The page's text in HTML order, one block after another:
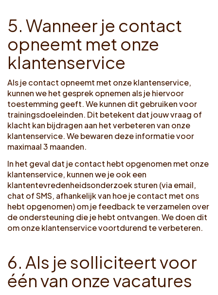
5. Wanneer je contact
opneemt met onze
klantenservice
Als je contact opneemt met onze klantenservice,
kunnen we het gesprek opnemen als je hiervoor
toestemming geeft. We kunnen dit gebruiken voor
trainingsdoeleinden. Dit betekent dat jouw vraag of
klacht kan bijdragen aan het verbeteren van onze
klantenservice. We bewaren deze informatie voor
maximaal 3 maanden.
In het geval dat je contact hebt opgenomen met onze
klantenservice, kunnen we je ook een
klantentevredenheidsonderzoek sturen (via email,
chat of SMS, afhankelijk van hoe je contact met ons
hebt opgenomen) om je feedback te verzamelen over
de ondersteuning die je hebt ontvangen. We doen dit
om onze klantenservice voortdurend te verbeteren.
6. Als je solliciteertvoor
éénvan onzevacatures